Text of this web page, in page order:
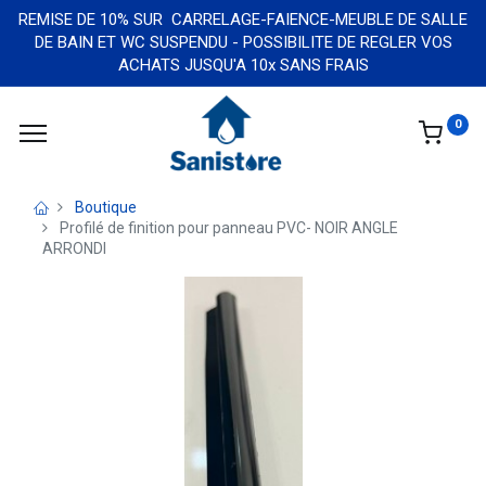
REMISE DE 10% SUR CARRELAGE-FAIENCE-MEUBLE DE SALLE
DE BAIN ET WC SUSPENDU - POSSIBILITE DE REGLER VOS
ACHATS JUSQU'A 10x SANS FRAIS
0
Boutique
Profilé de finition pour panneau PVC- NOIR ANGLE
ARRONDI